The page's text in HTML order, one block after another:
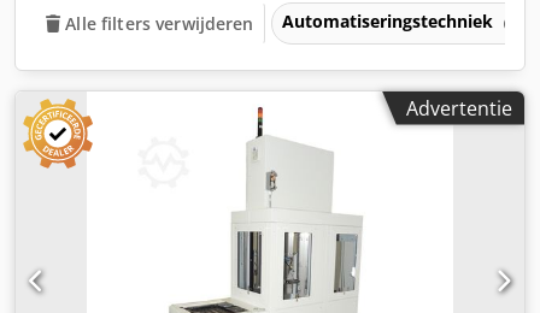
Alle filters verwijderen Automatiseringstechniek
Advertentie